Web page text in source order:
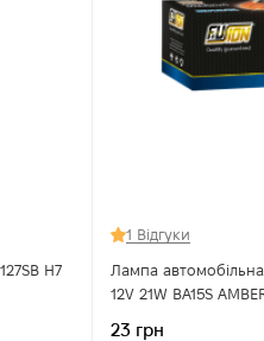
H7
1 Відгуки
Лампа
12V 21W BA15S
23 грн